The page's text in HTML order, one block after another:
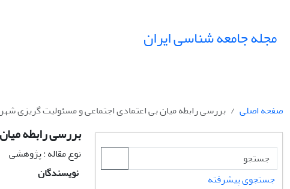
مجله جامعه شناسی ایران
صفحه اصلی بررسی رابطه میان بی اعتمادی اجتماعی و مسئولیت گریزی
بررسی رابطه
نوع مقاله : پژوهشی
نویسندگان
جستجوی پیشرفته